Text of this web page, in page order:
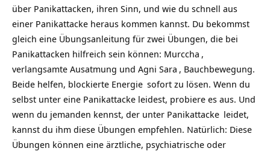
über Panikattacken, ihren Sinn, und wie du schnell aus
einer Panikattacke heraus kommen kannst. Du bekommst
gleich eine Übungsanleitung für zwei Übungen, die bei
Panikattacken hilfreich sein können: Murccha ,
verlangsamte Ausatmung und Agni Sara , Bauchbewegung.
Beide helfen, blockierte Energie sofort zu lösen. Wenn du
selbst unter eine Panikattacke leidest, probiere es aus. Und
wenn du jemanden kennst, der unter Panikattacke leidet,
kannst du ihm diese Übungen empfehlen. Natürlich: Diese
Übungen können eine ärztliche, psychiatrische oder